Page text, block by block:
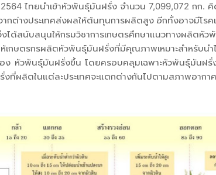
2564 ไทยนำเข้าหัวพันธุ์มันฝรั่ง จำนวน 7,099,072 กก.
ากต่างประเทศส่งผลให้ต้นทุนการผลิตสูง อีกทั้งอาจมีโ
ได้สนับสนุนให้กรมวิชาการเกษตรศึกษาแนวทางผลิต
ห้เกษตรกรผลิตหัวพันธุ์มันฝรั่งที่มีคุณภาพเหมาะสำหรับ
ง หัวพันธุ์มันฝรั่งขึ้น โดยครอบคลุมเฉพาะหัวพันธุ์มันฝรั่
ผลิตในแต่ละประเทศจะแตกต่างกันไปตามสภาพอาก